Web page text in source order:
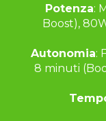
Potenza:
Boost),
Autonomia:
8 minuti